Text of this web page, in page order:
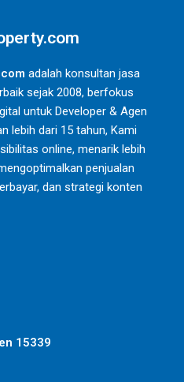
adalah konsultan jasa
sejak 2008, berfokus
untuk Developer & Agen
lebih dari 15 tahun, Kami
online, menarik lebih
penjualan
dan strategi konten
15339